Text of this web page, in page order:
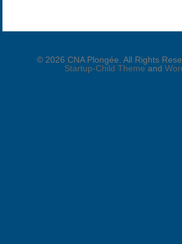
© 2026 CNA Plongée. All Rights
Startup-Child Theme and